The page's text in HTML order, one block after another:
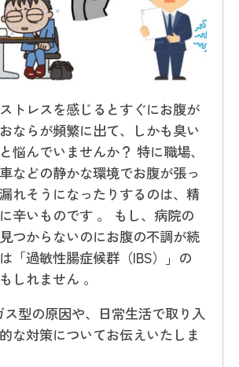
ストレスを感じるとすぐにお腹が
ならが頻繁に出て、しかも臭い
悩んでいませんか？ 特に職場、
などの静かな環境でお腹が張っ
れそうになったりするのは、精
辛いものです 。 もし、病院の
つからないのにお腹の不調が続
「過敏性腸症候群（IBS）」の
しれません 。
ス型の原因や、日常生活で取り入
な対策についてお伝えいたしま